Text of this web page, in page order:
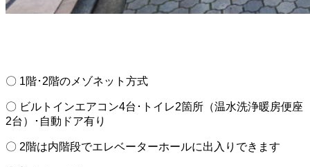
〇 1階･2階のメゾネット方式
〇 ビルトインエアコン4台･トイレ2箇所（温水洗浄暖房便座
2台）･自動ドア有り
〇 2階は内階段でエレベーターホールに出入りできます